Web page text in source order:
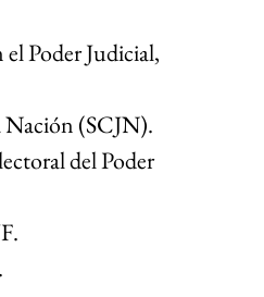
Poder Judicial,
Nación (SCJN).
del Poder